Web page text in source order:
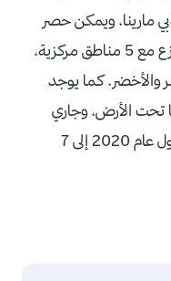
مارينا، ويمكن حصر
المحطات في دبي بنحو 49 محطة، توزع مع 5 مناطق مركزية،
والأخضر. كما يوجد
واحدة منها تحت الأرض، وجاري
العمل على زيادة هذه المحطات بحلول عام 2020 إلى 7